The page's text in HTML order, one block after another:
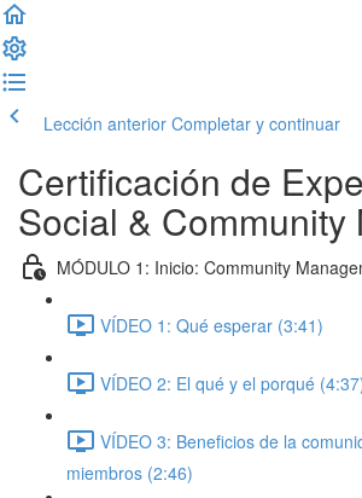
Lección anterior Completar y continuar
Certificación de
Social & Community
MÓDULO 1: Inicio: Community
VÍDEO 1: Qué esperar (3:41)
VÍDEO 2: El qué y el porqué
VÍDEO 3: Beneficios de la
miembros (2:46)